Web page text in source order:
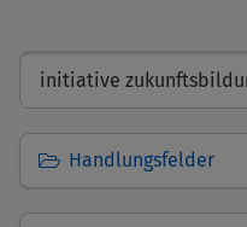
Handlungsfelder